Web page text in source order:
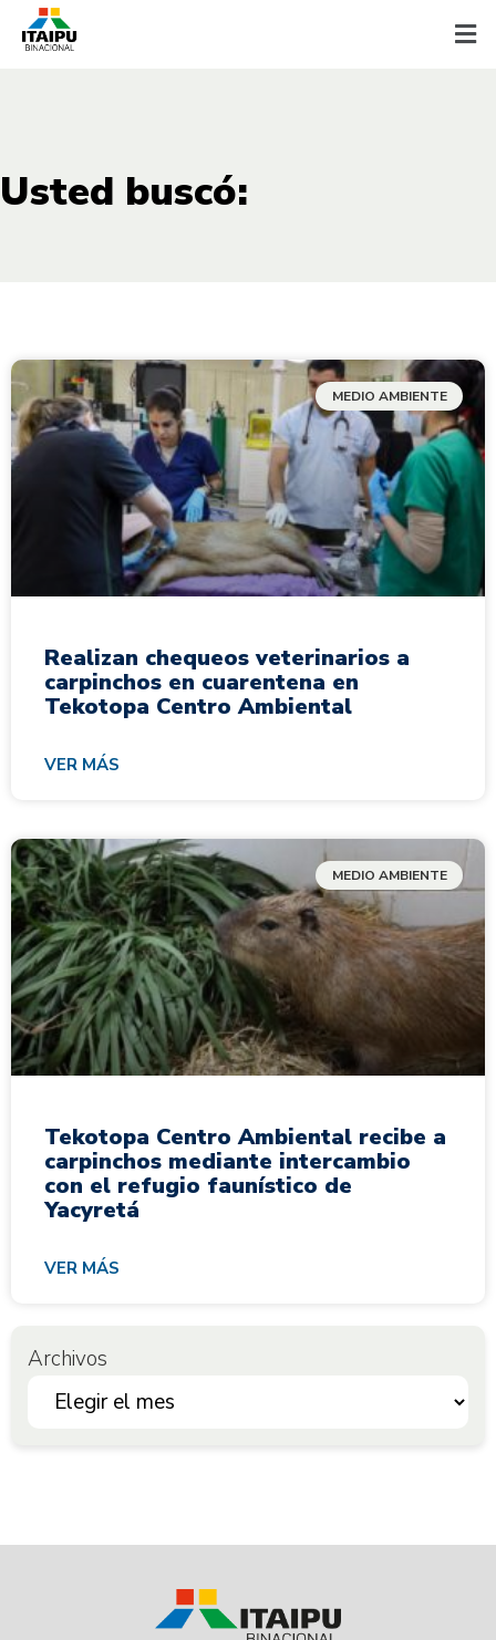
Usted buscó:
MEDIO AMBIENTE
Realizan chequeos veterinarios a
carpinchos en cuarentena en
Tekotopa Centro Ambiental
VER MÁS
MEDIO AMBIENTE
Tekotopa Centro Ambiental recibe a
carpinchos mediante intercambio
con el refugio faunístico de
Yacyretá
VER MÁS
Archivos